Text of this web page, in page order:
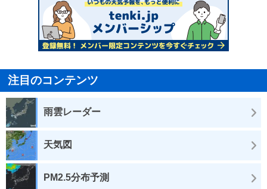
注目のコンテンツ
雨雲レーダー
天気図
PM2.5分布予測